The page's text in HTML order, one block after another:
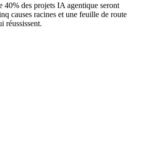
40% des projets IA agentique seront
causes racines et une feuille de route
réussissent.